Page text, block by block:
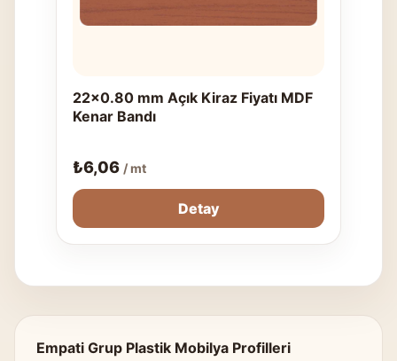
22x0.80 mm Açık Kiraz Fiyatı MDF
Kenar Bandı
₺6,06 / mt
Detay
Empati Grup Plastik Mobilya Profilleri